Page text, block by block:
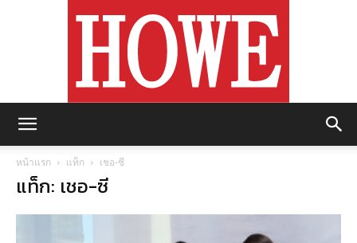
หน้าแรก แท็ก เชอ-ซี
แท็ก: เชอ-ซี